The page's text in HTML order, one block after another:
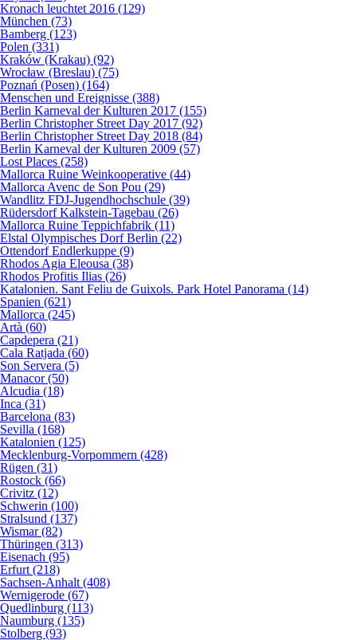
Kronach leuchtet 2016 (129)
München (73)
Bamberg (123)
Polen (331)
Kraków (Krakau) (92)
Wrocław (Breslau) (75)
Poznań (Posen) (164)
Menschen und Ereignisse (388)
Berlin Karneval der Kulturen 2017 (155)
Berlin Christopher Street Day 2017 (92)
Berlin Christopher Street Day 2018 (84)
Berlin Karneval der Kulturen 2009 (57)
Lost Places (258)
Mallorca Ruine Weinkooperative (44)
Mallorca Avenc de Son Pou (29)
Wandlitz FDJ-Jugendhochschule (39)
Rüdersdorf Kalkstein-Tagebau (26)
Mallorca Ruine Teppichfabrik (11)
Elstal Olympisches Dorf Berlin (22)
Ottendorf Endlerkuppe (9)
Rhodos Agia Eleousa (38)
Rhodos Profitis Ilias (26)
Katalonien. Sant Feliu de Guixols. Park Hotel Panorama (14)
Spanien (621)
Mallorca (245)
Artà (60)
Capdepera (21)
Cala Ratjada (60)
Son Servera (5)
Manacor (50)
Alcudia (18)
Inca (31)
Barcelona (83)
Sevilla (168)
Katalonien (125)
Mecklenburg-Vorpommern (428)
Rügen (31)
Rostock (66)
Crivitz (12)
Schwerin (100)
Stralsund (137)
Wismar (82)
Thüringen (313)
Eisenach (95)
Erfurt (218)
Sachsen-Anhalt (408)
Wernigerode (67)
Quedlinburg (113)
Naumburg (135)
Stolberg (93)